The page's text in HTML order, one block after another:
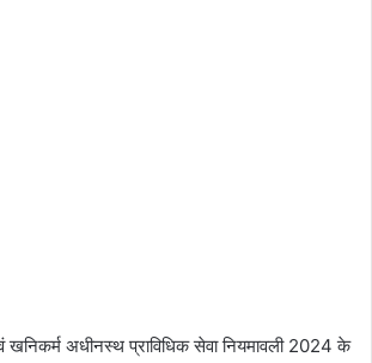
अधीनस्थ प्राविधिक सेवा नियमावली 2024 के